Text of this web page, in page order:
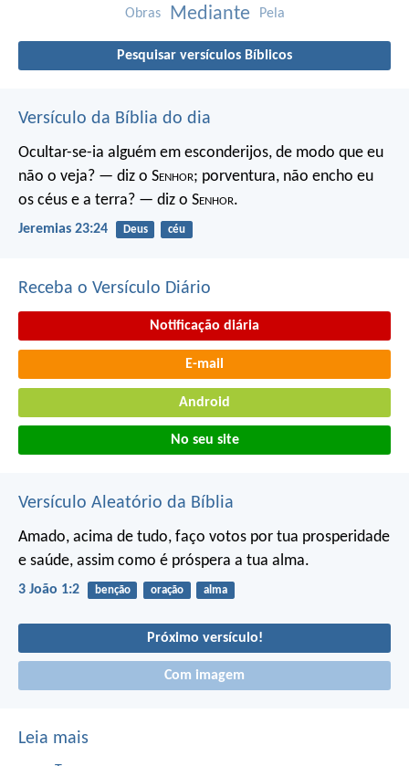
Obras Mediante Pela
Pesquisar versículos Bíblicos
Versículo da Bíblia do dia
Ocultar-se-ia alguém em esconderijos, de modo que eu
não o veja? — diz o Senhor; porventura, não encho eu
os céus e a terra? — diz o Senhor.
Jeremias 23:24 Deus céu
Receba o Versículo Diário
Notificação diária
E-mail
Android
No seu site
Versículo Aleatório da Bíblia
Amado, acima de tudo, faço votos por tua prosperidade
e saúde, assim como é próspera a tua alma.
3 João 1:2 benção oração alma
Próximo versículo!
Com imagem
Leia mais